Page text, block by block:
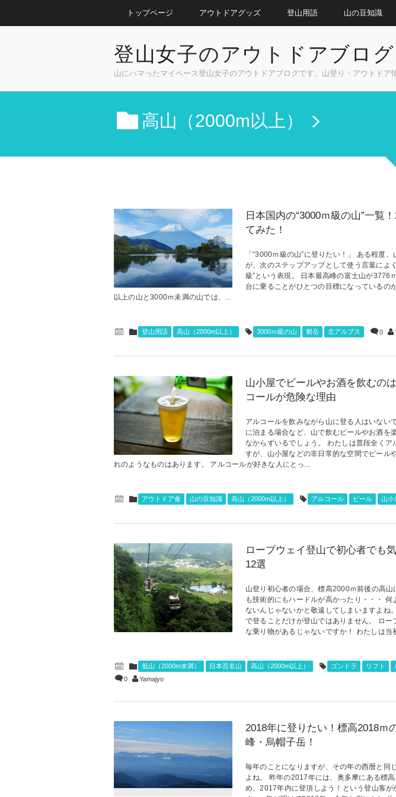
トップページ アウトドアグッズ 登山用語 山の豆知識
登山女子のアウトドアブログ
山にハマったマイペース登山女子のアウトドアブログです。山登り・アウトドア
高山（2000m以上）
日本国内の“3000ｍ級の山”一覧
てみた！
「“3000ｍ級の山”に登りたい！」 ある程度
が、次のステップアップとして使う言葉によ
級”という表現。 日本最高峰の富士山が3776
台に乗ることがひとつの目標になっているの
以上の山と3000ｍ未満の山では、...
登山用語 高山（2000m以上） 3000ｍ級の山 剱岳 北アルプス 0
山小屋でビールやお酒を飲むの
コールが危険な理由
アルコールを飲みながら山に登る人はいない
に泊まる場合など、山で飲むビールやお酒を
なからずいるでしょう。 わたしは普段全くア
すが、山小屋などの非日常的な空間でビール
れのようなものはあります。 アルコールが好きな人にとっ...
アウトドア食 山の豆知識 高山（2000m以上） アルコール ビール 山小
ロープウェイ登山で初心者でも
12選
山登り初心者の場合、標高2000ｍ前後の高山
も技術的にもハードルが高かったり・・・ 何
ないんじゃないかと敬遠してしまいますよね
で登ることだけが登山ではありません。 ロー
な乗り物があるじゃないですか！ わたしは当
低山（2000m未満） 日本百名山 高山（2000m以上） ゴンドラ リフト
0
Yamajyo
2018年に登りたい！標高2018ｍ
峰・烏帽子岳！
毎年のことになりますが、その年の西暦と同
よね。 昨年の2017年には、奥多摩にある標
め、2017年内に登頂しよう！という登山客が